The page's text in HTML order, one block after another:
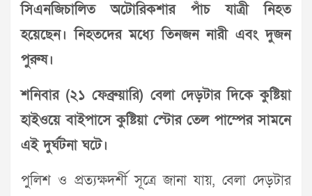
সিএনজিচালিত অটোরিকশার পাঁচ যাত্রী নিহত
হয়েছেন। নিহতদের মধ্যে তিনজন নারী এবং দুজন
পুরুষ।
শনিবার (২১ ফেব্রুয়ারি) বেলা দেড়টার দিকে কুষ্টিয়া
হাইওয়ে বাইপাসে কুষ্টিয়া স্টোর তেল পাম্পের সামনে
এই দুর্ঘটনা ঘটে।
পুলিশ ও প্রত্যক্ষদর্শী সূত্রে জানা যায়, বেলা দেড়টার